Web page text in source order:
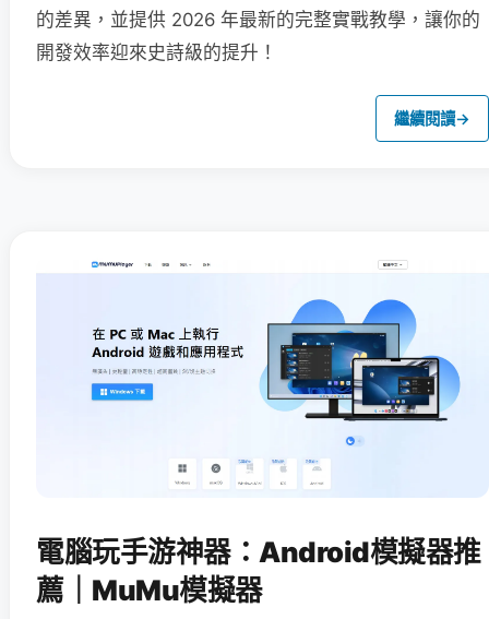
的差異，並提供 2026 年最新的完整實戰教學，讓你的
開發效率迎來史詩級的提升！
繼續閱讀→
電腦玩手游神器：Android模擬器推
薦｜MuMu模擬器